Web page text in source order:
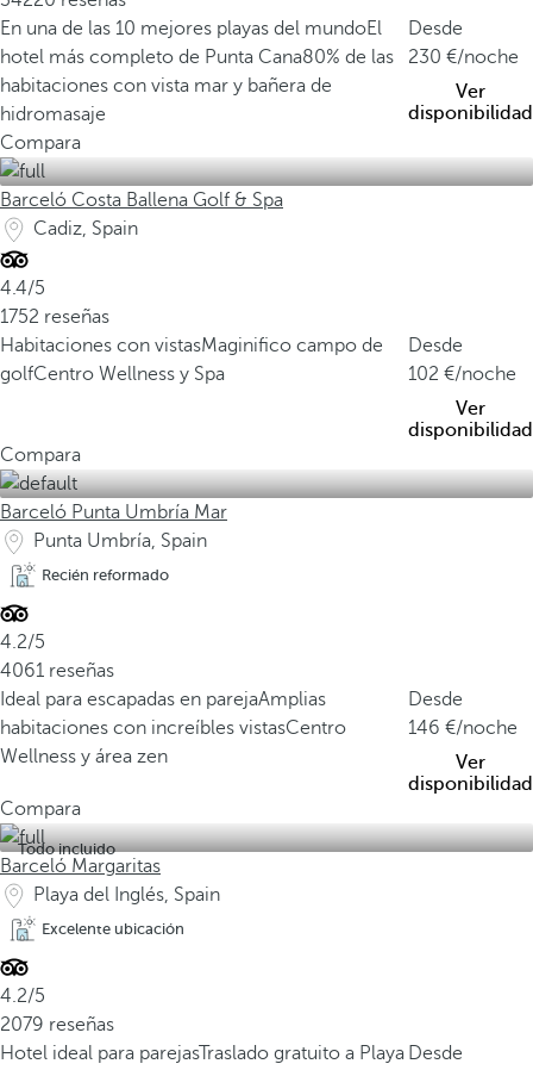
En una de las 10 mejores playas del mundoEl
hotel más completo de Punta Cana80% de las
habitaciones con vista mar y bañera de
hidromasaje
Desde
230
/noche
Ver
disponibilidad
Compara
Barceló Costa Ballena Golf & Spa
Cadiz, Spain
4.4/5
1752 reseñas
Habitaciones con vistasMaginifico campo de
golfCentro Wellness y Spa
Desde
102
/noche
Ver
disponibilidad
Compara
Barceló Punta Umbría Mar
Punta Umbría, Spain
Recién reformado
4.2/5
4061 reseñas
Ideal para escapadas en parejaAmplias
habitaciones con increíbles vistasCentro
Wellness y área zen
Desde
146
/noche
Ver
disponibilidad
Compara
Todo incluido
Barceló Margaritas
Playa del Inglés, Spain
Excelente ubicación
4.2/5
2079 reseñas
Hotel ideal para parejasTraslado gratuito a Playa Desde